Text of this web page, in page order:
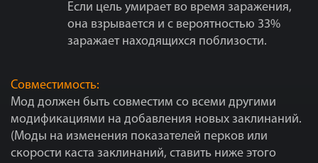
Если цель умирает во время заражения,
она взрывается и с вероятностью 33%
заражает находящихся поблизости.
Совместимость:
Мод должен быть совместим со всеми другими
модификациями на добавления новых заклинаний.
(Моды на изменения показателей перков или
скорости каста заклинаний, ставить ниже этого